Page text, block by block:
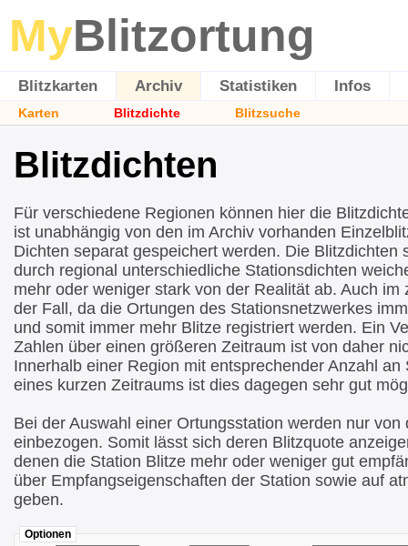
MyBlitzortung
Blitzkarten Archiv Statistiken Infos
Karten Blitzdichte Blitzsuche
Blitzdichten
Für verschiedene Regionen können hier die
ist unabhängig von den im Archiv vorhanden
Dichten separat gespeichert werden. Die Blitzdichten
durch regional unterschiedliche Stationsdichten
mehr oder weniger stark von der Realität ab. Auch im
der Fall, da die Ortungen des Stationsnetzwerkes
und somit immer mehr Blitze registriert werden. Ein
Zahlen über einen größeren Zeitraum ist von daher
Innerhalb einer Region mit entsprechender Anzahl
eines kurzen Zeitraums ist dies dagegen sehr gut
Bei der Auswahl einer Ortungsstation werden nur
einbezogen. Somit lässt sich deren Blitzquote
denen die Station Blitze mehr oder weniger gut
über Empfangseigenschaften der Station sowie auf
geben.
Optionen